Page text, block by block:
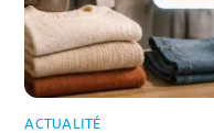
ACTUALITÉ